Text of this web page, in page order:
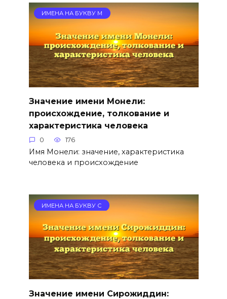
ИМЕНА НА БУКВУ М
Значение имени Монели:
происхождение, толкование и
характеристика человека
0 176
Имя Монели: значение, характеристика
человека и происхождение
ИМЕНА НА БУКВУ С
Значение имени Сирожиддин: